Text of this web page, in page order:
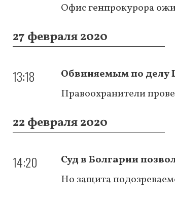
Офис генпрокурора
27 февраля 2020
13:18
Обвиняемым по делу
Правоохранители
22 февраля 2020
14:20
Суд в Болгарии
Но защита